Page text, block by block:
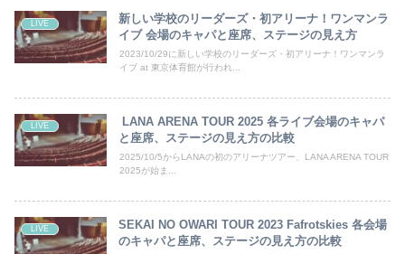
LIVE
新しい学校のリーダーズ・初アリーナ！ワンマンラ
イブ 会場のキャパと座席、ステージの見え方
2023/10/29に新しい学校のリーダーズ・初アリーナ！ワンマンラ
イブ at 東京体育館が行われ...
LIVE
LANA ARENA TOUR 2025 各ライブ会場のキャパ
と座席、ステージの見え方の比較
2025/10/5からLANAの初のアリーナツアー、LANA ARENA TOUR
2025が始ま...
LIVE
SEKAI NO OWARI TOUR 2023 Fafrotskies 各会場
のキャパと座席、ステージの見え方の比較